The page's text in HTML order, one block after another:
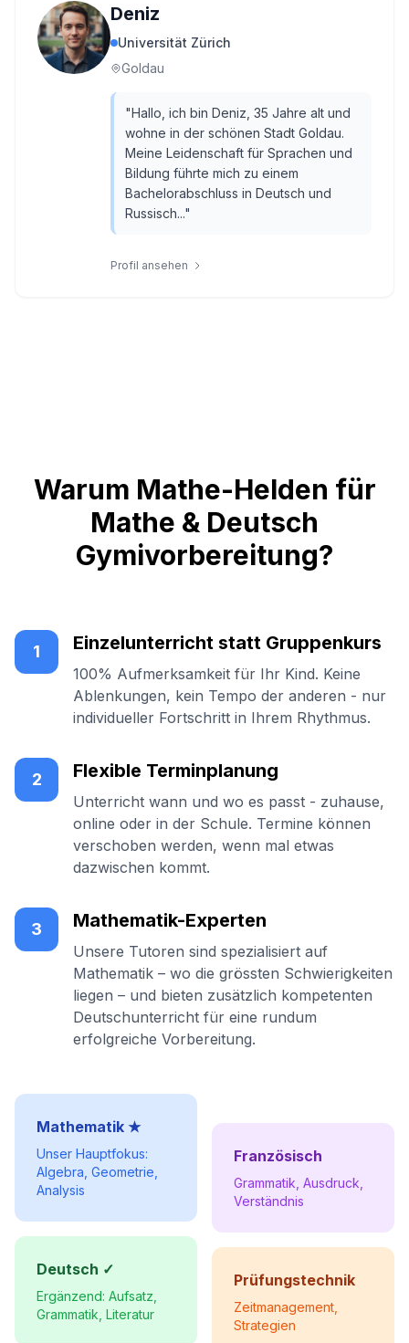
Deniz
Universität Zürich
Goldau
"Hallo, ich bin Deniz, 35 Jahre alt und
wohne in der schönen Stadt Goldau.
Meine Leidenschaft für Sprachen und
Bildung führte mich zu einem
Bachelorabschluss in Deutsch und
Russisch..."
Profil ansehen
Warum Mathe-Helden für
Mathe & Deutsch
Gymivorbereitung?
1 Einzelunterricht statt Gruppenkurs
100% Aufmerksamkeit für Ihr Kind. Keine
Ablenkungen, kein Tempo der anderen - nur
individueller Fortschritt in Ihrem Rhythmus.
2 Flexible Terminplanung
Unterricht wann und wo es passt - zuhause,
online oder in der Schule. Termine können
verschoben werden, wenn mal etwas
dazwischen kommt.
3 Mathematik-Experten
Unsere Tutoren sind spezialisiert auf
Mathematik – wo die grössten Schwierigkeiten
liegen – und bieten zusätzlich kompetenten
Deutschunterricht für eine rundum
erfolgreiche Vorbereitung.
Mathematik ★
Unser Hauptfokus:
Algebra, Geometrie,
Analysis
Deutsch ✓
Ergänzend: Aufsatz,
Grammatik, Literatur
Französisch
Grammatik, Ausdruck,
Verständnis
Prüfungstechnik
Zeitmanagement,
Strategien